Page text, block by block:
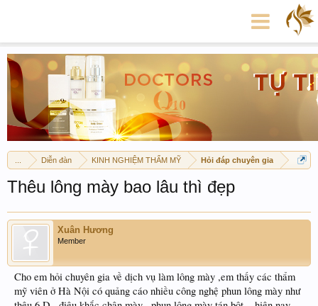
Diễn đàn KINH NGHIỆM THẨM MỸ Hỏi đáp chuyên gia
Thêu lông mày bao lâu thì đẹp
Xuân Hương
Member
Cho em hỏi chuyên gia về dịch vụ làm lông mày ,em thấy các thẩm
mỹ viên ở Hà Nội có quảng cáo nhiều công nghệ phun lông mày như